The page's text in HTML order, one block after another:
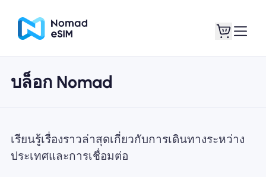
บล็อก Nomad
เรียนรู้เรื่องราวล่าสุดเกี่ยวกับการเดินทางระหว่าง
ประเทศและการเชื่อมต่อ